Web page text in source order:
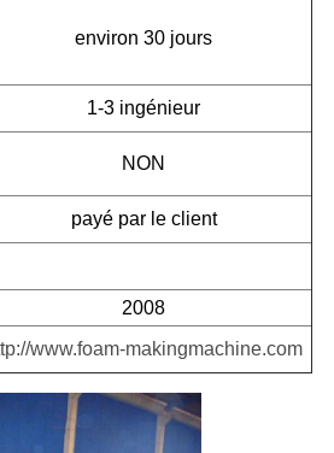
environ 30 jours
1-3 ingénieur
NON
payé par le client
2008
www.foam-makingmachine.com